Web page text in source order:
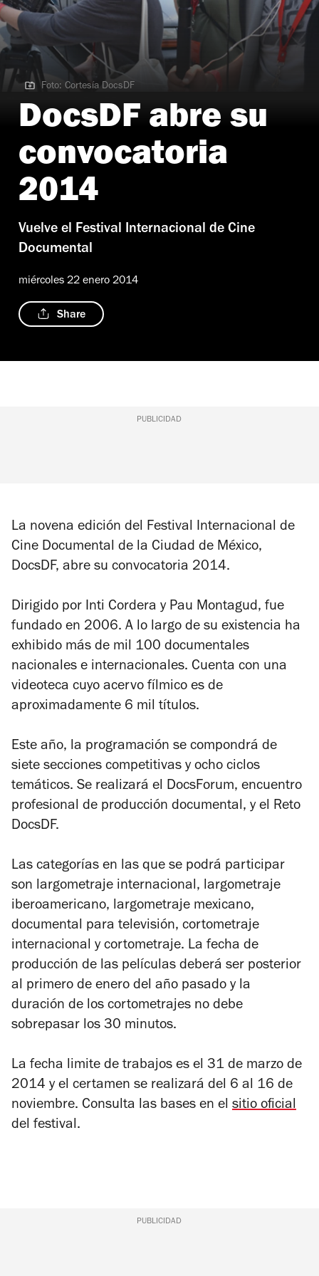
Foto: Cortesía DocsDF
Foto: Cortesía DocsDF
DocsDF abre su
convocatoria
2014
Vuelve el Festival Internacional de Cine
Documental
miércoles 22 enero 2014
Share
PUBLICIDAD
La novena edición del Festival Internacional de
Cine Documental de la Ciudad de México,
DocsDF, abre su convocatoria 2014.
Dirigido por Inti Cordera y Pau Montagud, fue
fundado en 2006. A lo largo de su existencia ha
exhibido más de mil 100 documentales
nacionales e internacionales. Cuenta con una
videoteca cuyo acervo fílmico es de
aproximadamente 6 mil títulos.
Este año, la programación se compondrá de
siete secciones competitivas y ocho ciclos
temáticos. Se realizará el DocsForum, encuentro
profesional de producción documental, y el Reto
DocsDF.
Las categorías en las que se podrá participar
son largometraje internacional, largometraje
iberoamericano, largometraje mexicano,
documental para televisión, cortometraje
internacional y cortometraje. La fecha de
producción de las películas deberá ser posterior
al primero de enero del año pasado y la
duración de los cortometrajes no debe
sobrepasar los 30 minutos.
La fecha limite de trabajos es el 31 de marzo de
2014 y el certamen se realizará del 6 al 16 de
noviembre. Consulta las bases en el sitio oficial
del festival.
PUBLICIDAD